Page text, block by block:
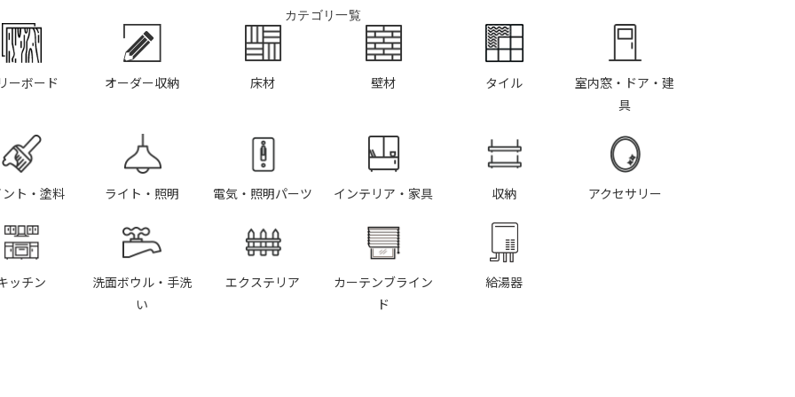
カテゴリ一覧
ーボード オーダー収納 床材 壁材 タイル
室内窓・ドア・建
具
ト・塗料 ライト・照明 電気・照明パーツ インテリア・家具 収納 アクセサリー
ッチン
洗面ボウル・手洗
い
エクステリア
カーテンブライン
ド
給湯器